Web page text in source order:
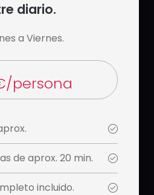
diario.
a Viernes.
persona
de aprox. 20 min.
incluido.